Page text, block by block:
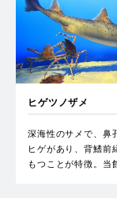
ヒゲツノザメ
深海性のサメで、鼻
ヒゲがあり、背鰭前
もつことが特徴。当